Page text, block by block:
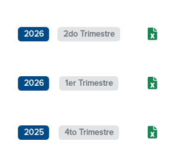
2026 2do Trimestre
2026 1er Trimestre
2025 4to Trimestre